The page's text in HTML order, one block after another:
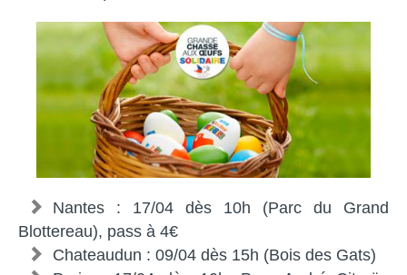
Nantes : 17/04 dès 10h (Parc du Grand
Blottereau), pass à 4€
Chateaudun : 09/04 dès 15h (Bois des Gats)